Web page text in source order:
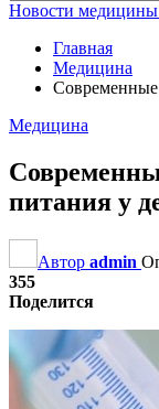
Новости медицины
Главная
Медицина
Современные
Медицина
питания у
Автор admin
355
Поделится